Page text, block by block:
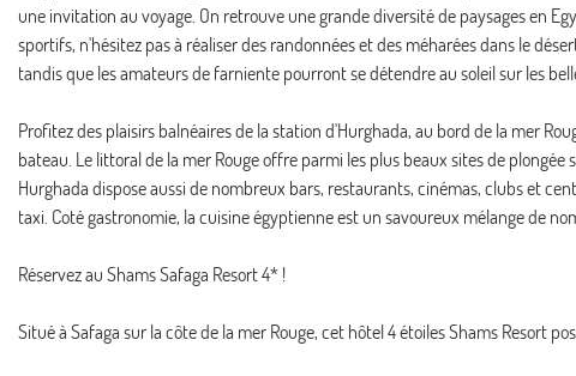
une invitation au voyage. On retrouve une grande diversité de paysages en
sportifs, n'hésitez pas à réaliser des randonnées et des méharées dans le
tandis que les amateurs de farniente pourront se détendre au soleil sur les
Profitez des plaisirs balnéaires de la station d'Hurghada, au bord de la mer
bateau. Le littoral de la mer Rouge offre parmi les plus beaux sites de plongée
Hurghada dispose aussi de nombreux bars, restaurants, cinémas, clubs et
taxi. Coté gastronomie, la cuisine égyptienne est un savoureux mélange de
Réservez au Shams Safaga Resort 4* !
Situé à Safaga sur la côte de la mer Rouge, cet hôtel 4 étoiles Shams Resort